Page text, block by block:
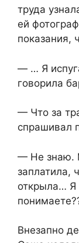
труда
ей
показания,
— … Я
говорила
— Что за
спрашивал
— Не знаю.
заплатила,
открыла… Я
Внезапно